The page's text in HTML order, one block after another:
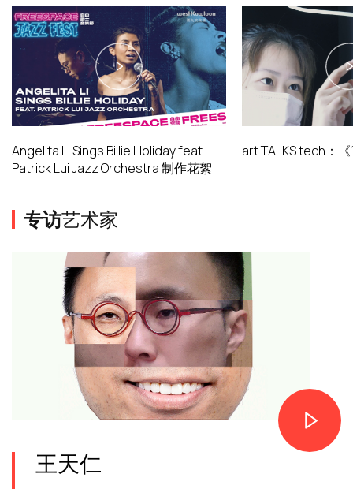
Angelita Li Sings Billie Holiday feat.
Patrick Lui Jazz Orchestra 制作花絮
art TALKS tech：
专访艺术家
王天仁